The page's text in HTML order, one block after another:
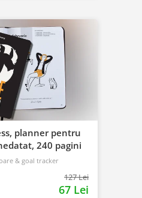
planner pentru
240 pagini
& goal tracker
127 Lei
67 Lei